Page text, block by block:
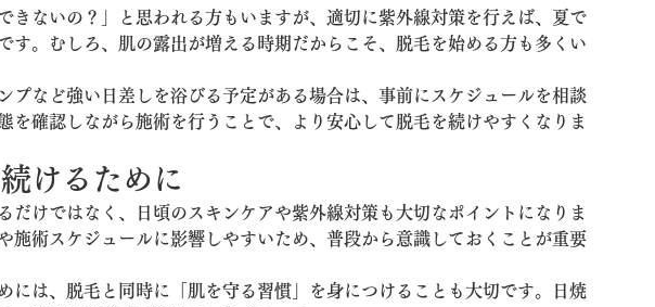
きないの？」と思われる方もいますが、適切に紫外線対策を行えば、夏で
す。むしろ、肌の露出が増える時期だからこそ、脱毛を始める方も多くい
プなど強い日差しを浴びる予定がある場合は、事前にスケジュールを相談
を確認しながら施術を行うことで、より安心して脱毛を続けやすくなりま
けるために
だけではなく、日頃のスキンケアや紫外線対策も大切なポイントになりま
施術スケジュールに影響しやすいため、普段から意識しておくことが重要
には、脱毛と同時に「肌を守る習慣」を身につけることも大切です。日焼